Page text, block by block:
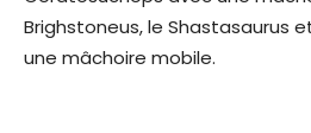
Brighstoneus, le Shastasaurus
une mâchoire mobile.